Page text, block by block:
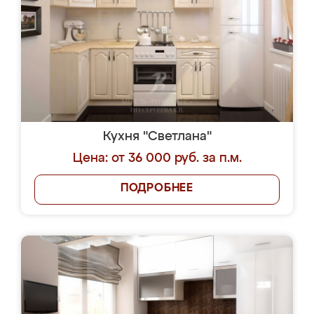
Кухня "Светлана"
Цена: от 36 000 руб. за п.м.
ПОДРОБНЕЕ